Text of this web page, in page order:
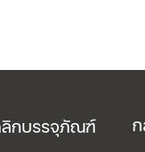
กบรรจุภัณฑ์